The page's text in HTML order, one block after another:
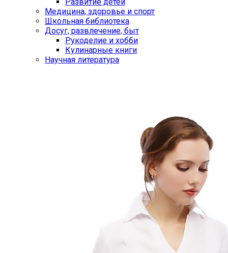
Развитие детей
Медицина, здоровье и спорт
Школьная библиотека
Досуг, развлечение, быт
Рукоделие и хобби
Кулинарные книги
Научная литература